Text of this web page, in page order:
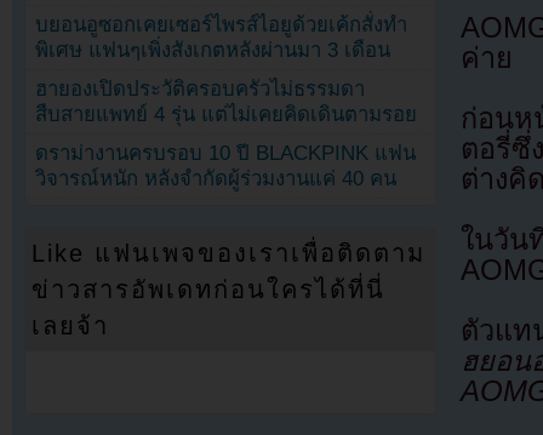
ค่าย
ก่อนห
ตอรี่ซึ่
ต่างคิ
ในวั
ตัวแ
ฮยอน
บยอนอูซอกเคยเซอร์ไพรส์ไอยูด้วยเค้กสั่งทำ
พิเศษ แฟนๆเพิ่งสังเกตหลังผ่านมา 3 เดือน
ฮายองเปิดประวัติครอบครัวไม่ธรรมดา
สืบสายแพทย์ 4 รุ่น แต่ไม่เคยคิดเดินตามรอย
ดราม่างานครบรอบ 10 ปี BLACKPINK แฟน
วิจารณ์หนัก หลังจำกัดผู้ร่วมงานแค่ 40 คน
Like แฟนเพจของเราเพื่อติดตาม
ข่าวสารอัพเดทก่อนใครได้ที่นี่
เลยจ้า